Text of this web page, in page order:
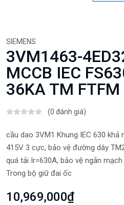
SIEMENS
3VM1463-
MCCB IEC
36KA TM FTFM
(0 đánh giá)
cầu dao 3VM1 Khung IEC 630 khả
415V 3 cực, bảo vệ đường dây
quá tải Ir=630A, bảo vệ ngắn
Trong bộ giữ đai ốc
10,969,000₫